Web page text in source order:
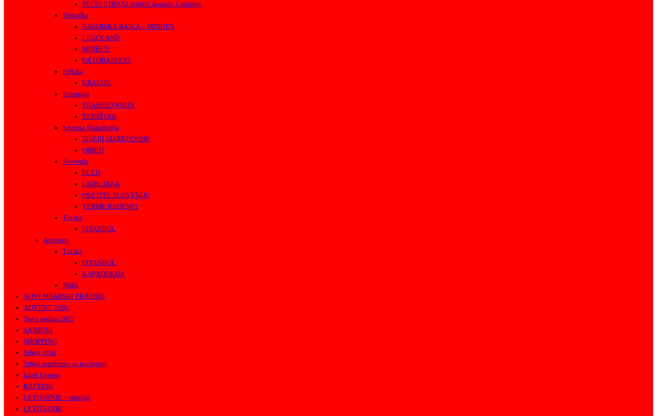
PEČUJ TIHANJ festival lavande 1 noćenje
Nemačka
BAVARSKA BAJKA – MINHEN
LEGOLAND
MINHEN
OKTOBARFEST
Poljska
KRAKOV
Rumunija
TRANSILVANIJA
TEMIŠVAR
Severna Makedonija
BISERI MAKEDONIJE
OHRID
Slovenija
BLED
LJUBLJANA
OSETITE SLOVENIJU
TERME RADENCI
Turska
ISTANBUL
Avionom
Turska
ISTANBUL
KAPADOKIJA
Malta
NOVEMBARSKI PRAZNIK
ADVENT 2026.
Nova godina 2027
SAJMOVI
SHOPPING
Srbija izleti
Srbija aranžmani sa noćenjem
Izleti Evropa
RAFTING
LETOVANJE – specijal
LETOVANJE